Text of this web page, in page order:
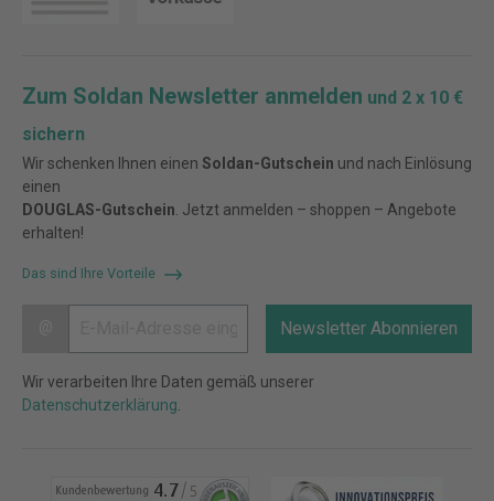
Zum Soldan Newsletter anmelden und 2 x 10 €
sichern
Wir schenken Ihnen einen Soldan-Gutschein und nach Einlösung
einen
DOUGLAS-Gutschein . Jetzt anmelden – shoppen – Angebote
erhalten!
Das sind Ihre Vorteile
Newsletter Abonnieren
Wir verarbeiten Ihre Daten gemäß unserer
Datenschutzerklärung